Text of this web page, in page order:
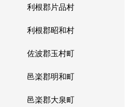
利根郡片品村
利根郡昭和村
佐波郡玉村町
邑楽郡明和町
邑楽郡大泉町